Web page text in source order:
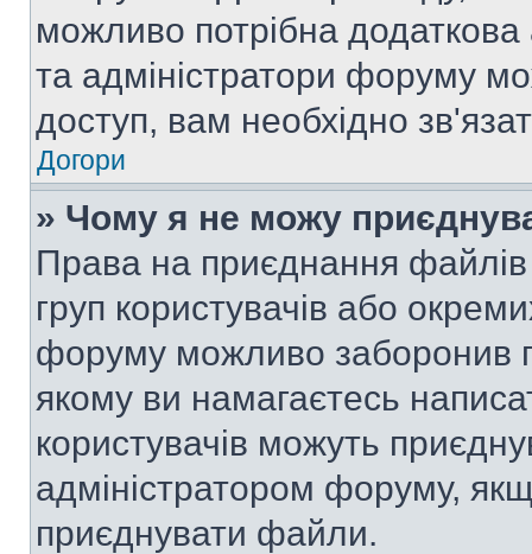
можливо потрібна
та адміністратори форуму
доступ, вам необхідно
Догори
» Чому я не можу
Права на приєднання
груп користувачів або
форуму можливо заборонив
якому ви намагаєтесь
користувачів можуть
адміністратором форуму,
приєднувати файли.